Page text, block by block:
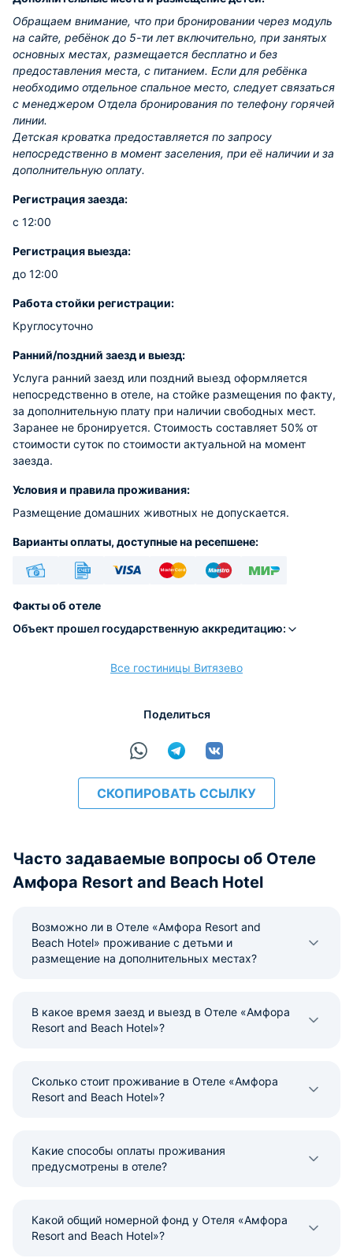
Обращаем внимание, что при бронировании через модуль
на сайте, ребёнок до 5-ти лет включительно, при занятых
основных местах, размещается бесплатно и без
предоставления места, с питанием. Если для ребёнка
необходимо отдельное спальное место, следует связаться
с менеджером Отдела бронирования по телефону горячей
линии.
Детская кроватка предоставляется по запросу
непосредственно в момент заселения, при её наличии и за
дополнительную оплату.
Регистрация заезда:
с 12:00
Регистрация выезда:
до 12:00
Работа стойки регистрации:
Круглосуточно
Ранний/поздний заезд и выезд:
Услуга ранний заезд или поздний выезд оформляется
непосредственно в отеле, на стойке размещения по факту,
за дополнительную плату при наличии свободных мест.
Заранее не бронируется. Стоимость составляет 50% от
стоимости суток по стоимости актуальной на момент
заезда.
Условия и правила проживания:
Размещение домашних животных не допускается.
Варианты оплаты, доступные на ресепшене:
Факты об отеле
Объект прошел государственную аккредитацию:
Все гостиницы Витязево
Поделиться
СКОПИРОВАТЬ ССЫЛКУ
Часто задаваемые вопросы об Отеле
Амфора Resort and Beach Hotel
Возможно ли в Отеле «Амфора Resort and
Beach Hotel» проживание с детьми и
размещение на дополнительных местах?
В какое время заезд и выезд в Отеле «Амфора
Resort and Beach Hotel»?
Сколько стоит проживание в Отеле «Амфора
Resort and Beach Hotel»?
Какие способы оплаты проживания
предусмотрены в отеле?
Какой общий номерной фонд у Отеля «Амфора
Resort and Beach Hotel»?